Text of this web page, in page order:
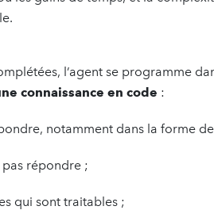
l’agent se programme
connaissance en code :
notamment dans la forme
répondre ;
qui sont traitables ;